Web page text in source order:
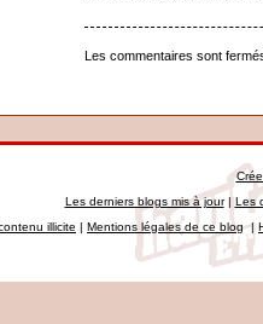
Les commentaires sont
Les derniers blogs mis à jour|Les
illicite | Mentions légales de ce blog|